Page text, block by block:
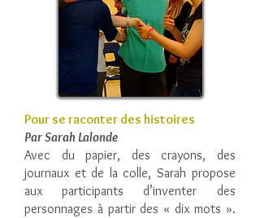
Pour se raconter des histoires
Par Sarah Lalonde
Avec du papier, des crayons, des
journaux et de la colle, Sarah propose
aux participants d’inventer des
personnages à partir des « dix mots ».